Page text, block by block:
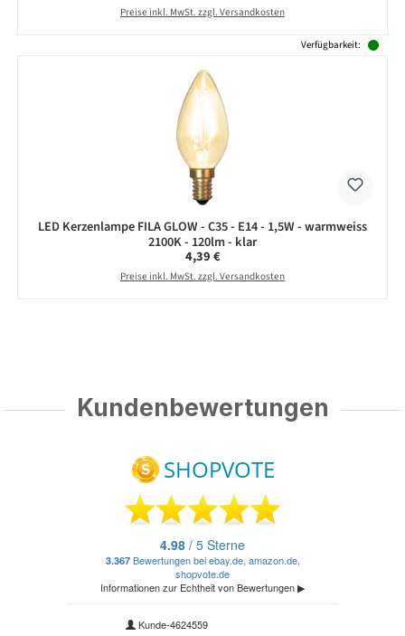
Preise inkl. MwSt. zzgl. Versandkosten
Verfügbarkeit:
LED Kerzenlampe FILA GLOW - C35 - E14 - 1,5W - warmweiss
2100K - 120lm - klar
Regulärer Preis:
4,39 €
Preise inkl. MwSt. zzgl. Versandkosten
Kundenbewertungen